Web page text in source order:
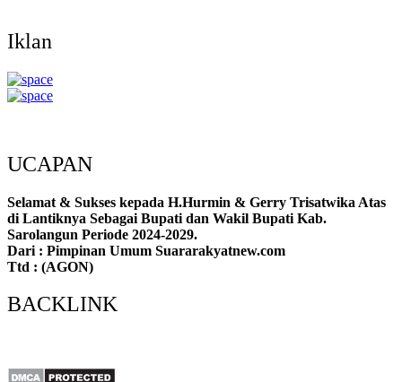
Iklan
UCAPAN
Selamat & Sukses kepada H.Hurmin & Gerry Trisatwika Atas
di Lantiknya Sebagai Bupati dan Wakil Bupati Kab.
Sarolangun Periode 2024-2029.
Dari : Pimpinan Umum Suararakyatnew.com
Ttd : (AGON)
BACKLINK